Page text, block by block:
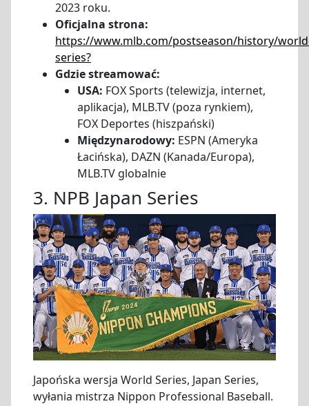
2023 roku.
Oficjalna strona:
https://www.mlb.com/postseason/history/
series?
Gdzie streamować:
USA: FOX Sports (telewizja, internet,
aplikacja), MLB.TV (poza rynkiem),
FOX Deportes (hiszpański)
Międzynarodowy: ESPN (Ameryka
Łacińska), DAZN (Kanada/Europa),
MLB.TV globalnie
3. NPB Japan Series
Japońska wersja World Series, Japan Series,
wyłania mistrza Nippon Professional Baseball.